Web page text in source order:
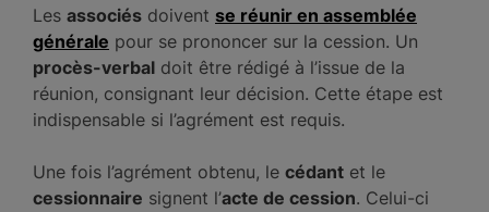
Les associés doivent se réunir en assemblée
générale pour se prononcer sur la cession. Un
procès-verbal doit être rédigé à l’issue de la
réunion, consignant leur décision. Cette étape est
indispensable si l’agrément est requis.
Une fois l’agrément obtenu, le cédant et le
cessionnaire signent l’acte de cession. Celui-ci